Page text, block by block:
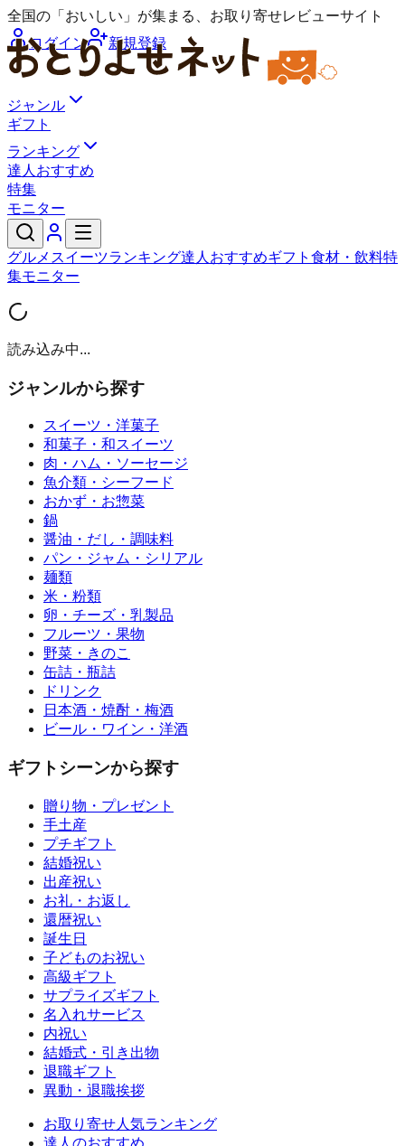
全国の「おいしい」が集まる、お取り寄せレビューサイト
ログイン
新規登録
ジャンル
ギフト
ランキング
達人おすすめ
特集
モニター
グルメ スイーツランキング達人おすすめギフト 食材・飲料特
集モニター
読み込み中...
ジャンルから探す
スイーツ・洋菓子
和菓子・和スイーツ
肉・ハム・ソーセージ
魚介類・シーフード
おかず・お惣菜
鍋
醤油・だし・調味料
パン・ジャム・シリアル
麺類
米・粉類
卵・チーズ・乳製品
フルーツ・果物
野菜・きのこ
缶詰・瓶詰
ドリンク
日本酒・焼酎・梅酒
ビール・ワイン・洋酒
ギフトシーンから探す
贈り物・プレゼント
手土産
プチギフト
結婚祝い
出産祝い
お礼・お返し
還暦祝い
誕生日
子どものお祝い
高級ギフト
サプライズギフト
名入れサービス
内祝い
結婚式・引き出物
退職ギフト
異動・退職挨拶
お取り寄せ人気ランキング
達人のおすすめ